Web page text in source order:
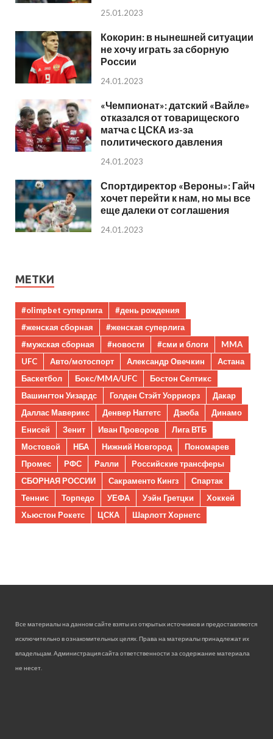
25.01.2023
Кокорин: в нынешней ситуации
не хочу играть за сборную
России
24.01.2023
«Чемпионат»: датский «Вайле»
отказался от товарищеского
матча с ЦСКА из-за
политического давления
24.01.2023
Спортдиректор «Вероны»: Гайч
хочет перейти к нам, но мы все
еще далеки от соглашения
24.01.2023
МЕТКИ
#olimpbet суперлига
#день рождения
#женская сборная
#женская суперлига
#мужская сборная
#новости #сми и блоги
MMA
UFC
Авто/мотоспорт Александр Овечкин
Астана
Баскетбол
Бокс/MMA/UFC
Бостон Селтикс
Вашингтон Уизардс
Голден Стэйт Уорриорз
Дакар
Даллас Маверикс
Денвер Наггетс Дзюба
Динамо
Енисей
Зенит Иван Проворов
Лига ВТБ
Мостовой
НБА Нижний Новгород
Пономарев
Промес
РФС Ралли
Российские трансферы
СБОРНАЯ РОССИИ
Сакраменто Кингз
Спартак
Теннис
Торпедо УЕФА Уэйн Гретцки
Хоккей
Хьюстон Рокетс
ЦСКА Шарлотт Хорнетс
Все материалы на данном сайте взяты из открытых источников и предоставляются
исключительно в ознакомительных целях. Права на материалы принадлежат их
владельцам. Администрация сайта ответственности за содержание материала
не несет.